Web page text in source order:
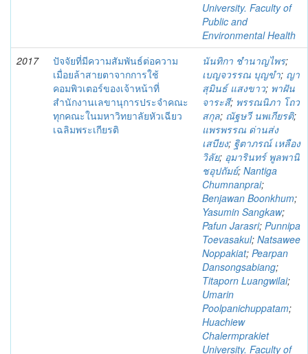
University. Faculty of
Public and
Environmental Health
2017
ปัจจัยที่มีความสัมพันธ์ต่อความ
เมื่อยล้าสายตาจากการใช้
คอมพิวเตอร์ของเจ้าหน้าที่
สำนักงานเลขานุการประจำคณะ
ทุกคณะในมหาวิทยาลัยหัวเฉียว
เฉลิมพระเกียรติ
นันทิกา ชำนาญไพร;
เบญจวรรณ บุญขำ; ญา
สุมินธ์ แสงขาว; พาฝัน
จาระสี; พรรณนิภา โถว
สกุล; ณัฐษวี นพเกียรติ;
แพรพรรณ ด่านส่ง
เสบียง; ฐิตาภรณ์ เหลือง
วิลัย; อุมารินทร์ พูลพานิ
ชอุปถัมย์; Nantiga
Chumnanprai;
Benjawan Boonkhum;
Yasumin Sangkaw;
Pafun Jarasri; Punnipa
Toevasakul; Natsawee
Noppakiat; Pearpan
Dansongsabiang;
Titaporn Luangwilai;
Umarin
Poolpanichuppatam;
Huachiew
Chalermprakiet
University. Faculty of